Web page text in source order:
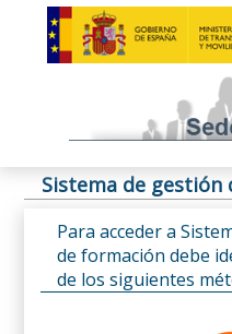
Sistema de gestión
Para acceder a
de formación debe
de los siguientes